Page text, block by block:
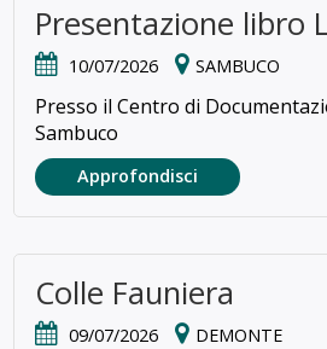
Presentazione libro
10/07/2026 SAMBUCO
Presso il Centro di
Sambuco
Approfondisci
Colle Fauniera
09/07/2026 DEMONTE